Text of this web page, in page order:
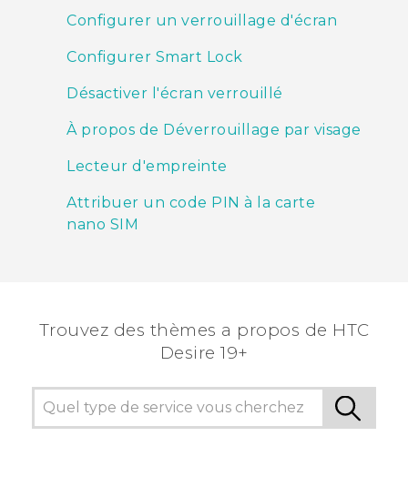
ASSISTANCE
Appareils HTC & Accessoires
Connexion
Configurer un verrouillage d'écran
Configurer Smart Lock
Désactiver l'écran verrouillé
À propos de Déverrouillage par visage
Lecteur d'empreinte
Attribuer un code PIN à la carte
nano SIM
Trouvez des thèmes a propos de ‎HTC
Desire 19+‎